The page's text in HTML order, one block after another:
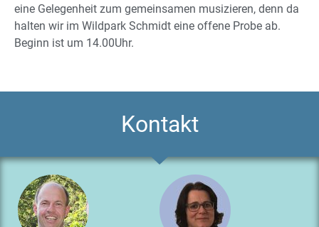
eine Gelegenheit zum gemeinsamen musizieren, denn da
halten wir im Wildpark Schmidt eine offene Probe ab.
Beginn ist um 14.00Uhr.
Kontakt